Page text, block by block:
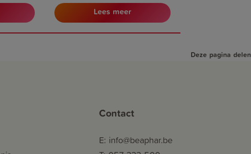
Lees meer
Deze pagina delen
Contact
E: info@beaphar.be